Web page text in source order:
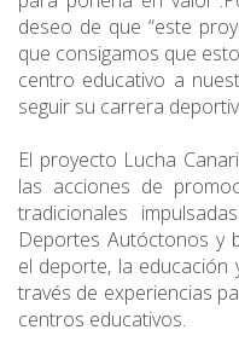
deseo de que “este
que consigamos que
centro educativo a
seguir su carrera
El proyecto Lucha
las acciones de
tradicionales
Deportes Autóctonos y
el deporte, la
través de experiencias
centros educativos.